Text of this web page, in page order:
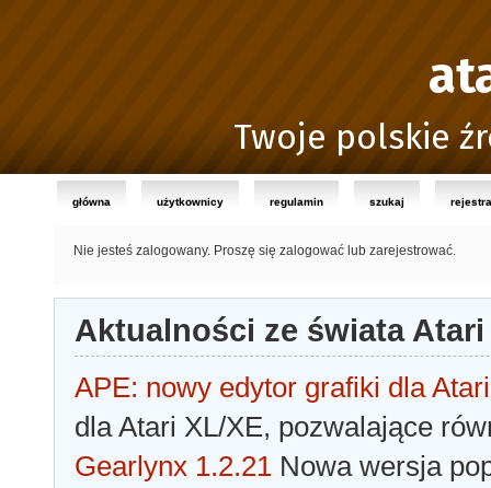
Twoje polskie
główna użytkownicy regulamin szukaj
Nie jesteś zalogowany. Proszę się zalogować lub zarejestrować.
Aktualności ze świata Atari
APE: nowy edytor grafiki dla Atari
dla Atari XL/XE, pozwalające
Gearlynx 1.2.21 Nowa wersja